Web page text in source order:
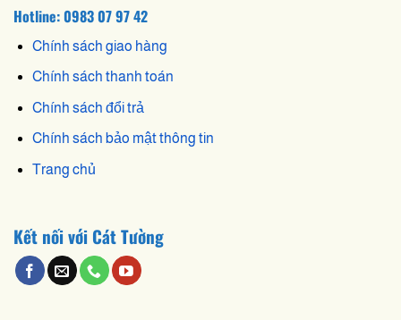
Hotline: 0983 07 97 42
Chính sách giao hàng
Chính sách thanh toán
Chính sách đổi trả
Chính sách bảo mật thông tin
Trang chủ
Kết nối với Cát Tường